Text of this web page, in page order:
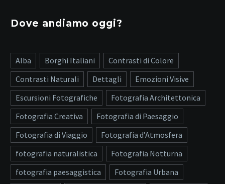
Dove andiamo oggi?
Alba Borghi Italiani
Contrasti di Colore
Contrasti Naturali
Dettagli
Emozioni Visive
Escursioni Fotografiche
Fotografia Architettonica
Fotografia Creativa
Fotografia di Paesaggio
Fotografia di Viaggio
Fotografia d’Atmosfera
fotografia naturalistica
Fotografia Notturna
fotografia paesaggistica
Fotografia Urbana